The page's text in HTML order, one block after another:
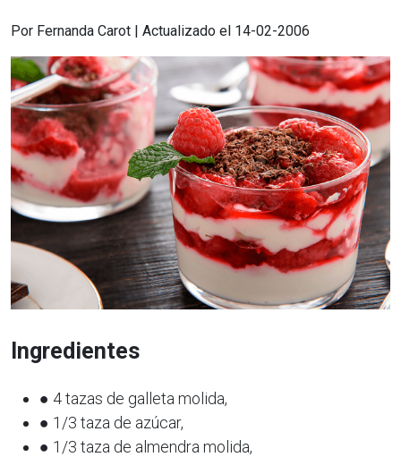
Por Fernanda Carot | Actualizado el 14-02-2006
Ingredientes
● 4 tazas de galleta molida,
● 1/3 taza de azúcar,
● 1/3 taza de almendra molida,